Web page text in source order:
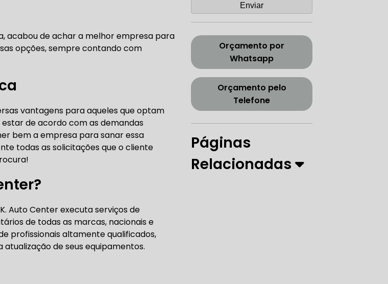
DA LAND ROVER CORREIA DENTADA DISCOVERY
CORREIA DENTADA TENSOR
CORREIA DENTADA SÃO PAULO CORREIA DENTADA ZONA SUL
DIREÇÕES HIDRÁULICAS
OFICINA MECÂNICA
CONSERTO MANUTENÇÃO DE DIREÇÃO HIDRÁULICA
acabou de achar a melhor empresa para
opções, sempre contando com
vantagens para aqueles que optam
de acordo com as demandas
bem a empresa para sanar essa
todas as solicitações que o cliente
Auto Center executa serviços de
de todas as marcas, nacionais e
profissionais altamente qualificados,
de seus equipamentos.
Orçamento por
Whatsapp
Orçamento pelo
Telefone
Páginas
Relacionadas